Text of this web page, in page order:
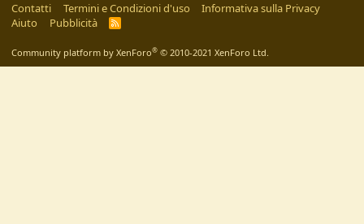
Contatti Termini e Condizioni d'uso
Informativa sulla Privacy
Aiuto
Pubblicità
R
Community platform by XenForo® © 2010-2021 XenForo Ltd.